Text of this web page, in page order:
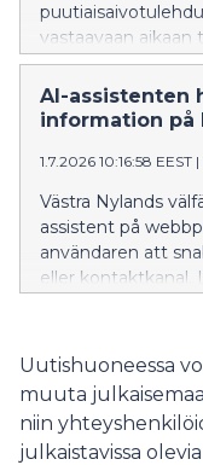
vastaavaan aikaan
tehokkain tapa
AI-assistenten
information på
1.7.2026 10:16:58 EEST |
Västra Nylands
assistent på
användaren att
eller kontaktkanal.
Uutishuoneessa
muuta
niin
julkaistavissa